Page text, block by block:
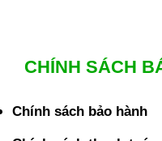
CHÍNH SÁCH
Chính sách bảo hành